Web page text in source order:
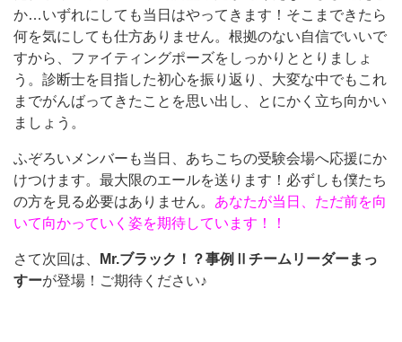
か…いずれにしても当日はやってきます！そこまできたら
何を気にしても仕方ありません。根拠のない自信でいいで
すから、ファイティングポーズをしっかりととりましょ
う。診断士を目指した初心を振り返り、大変な中でもこれ
までがんばってきたことを思い出し、とにかく立ち向かい
ましょう。
ふぞろいメンバーも当日、あちこちの受験会場へ応援にか
けつけます。最大限のエールを送ります！必ずしも僕たち
の方を見る必要はありません。 あなたが当日、ただ前を向
いて向かっていく姿を期待しています！！
さて次回は、
Mr.ブラック！？事例Ⅱチームリーダーまっ
すーが登場！ご期待ください♪